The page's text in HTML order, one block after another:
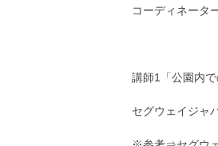
コーディネー
講師1「公園内
セグウェイジ